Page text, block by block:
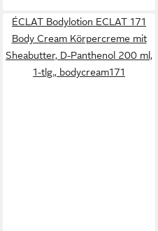
ÉCLAT Bodylotion ECLAT 171
Body Cream Körpercreme mit
Sheabutter, D-Panthenol 200 ml,
1-tlg., bodycream171